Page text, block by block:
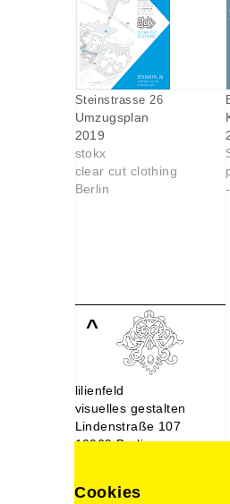
Steinstrasse 26
Umzugsplan
2019
stokx
clear cut clothing
Berlin
^
lilienfeld
visuelles gestalten
Lindenstraße 107
10969 Berlin
design@lilien-feld.de
Cookies